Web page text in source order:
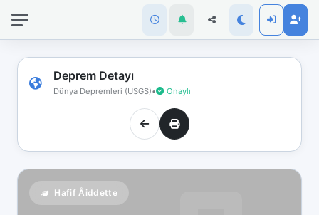
Deprem Detayı
Dünya Depremleri (USGS)• Onaylı
Hafif Åiddette
bağlantınız
koptu!
Çevrimdışı
moddasınız.